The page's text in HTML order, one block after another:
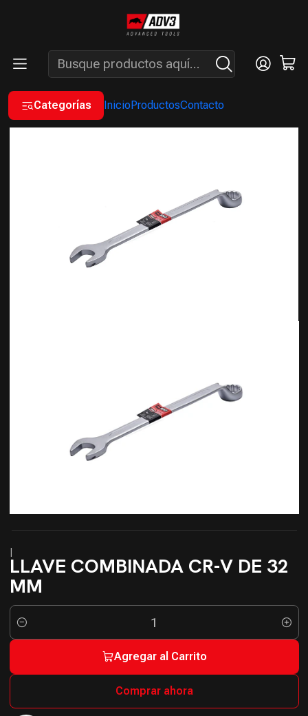
Categorías InicioProductosContacto
ENVÍOS GRATIS A PARTIR DE COMPRAS MAYORES A $200.000 -
ATENCIÓN: LUN. A VIÉ. DE 7 A 16 HS.
Inicio MANUALES
LLAVES COMBINADAS MILIMÉTRICAS
|
LLAVE COMBINADA CR-V DE 32
MM
Cantidad
Agregar al Carrito
Comprar ahora